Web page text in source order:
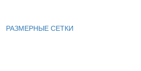
РАЗМЕРНЫЕ СЕТКИ